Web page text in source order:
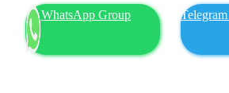
WhatsApp Group